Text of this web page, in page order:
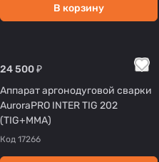
В корзину
24 500 ₽
Аппарат аргонодуговой сварки
AuroraPRO INTER TIG 202
(TIG+MMA)
Код 17266